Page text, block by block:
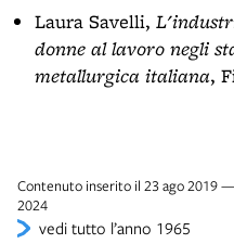
Laura Savelli,
donne al lavoro negli
metallurgica italiana,
Contenuto inserito il 23 ago 2019
2024
vedi tutto l’anno 1965